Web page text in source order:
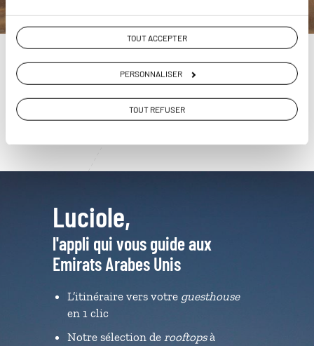
TOUT ACCEPTER
PERSONNALISER
TOUT REFUSER
Arabes Unis
01 86 95 65 00
Du lundi au samedi de 09h30 à 18h30
Luciole,
l'appli qui vous guide aux
Emirats Arabes Unis
L’itinéraire vers votre guesthouse
en 1 clic
Notre sélection de rooftopsà